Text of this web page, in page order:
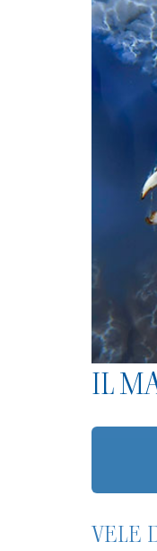
IL
VELE